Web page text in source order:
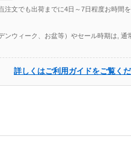
文でも出荷までに4日～7日程度お時間
ウィーク、お盆等）やセール時期は, 通
詳しくはご利用ガイドをご覧く